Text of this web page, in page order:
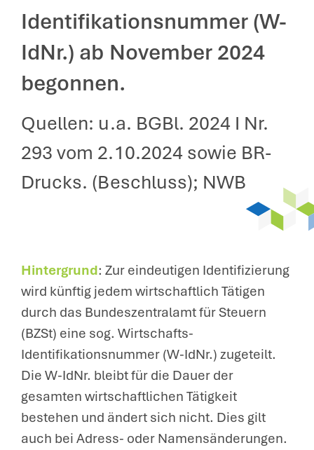
Identifikationsnummer (W-
IdNr.) ab November 2024
begonnen.
Quellen: u.a. BGBl. 2024 I Nr.
293 vom 2.10.2024 sowie BR-
Drucks. (Beschluss); NWB
Hintergrund: Zur eindeutigen Identifizierung
wird künftig jedem wirtschaftlich Tätigen
durch das Bundeszentralamt für Steuern
(BZSt) eine sog. Wirtschafts-
Identifikationsnummer (W-IdNr.) zugeteilt.
Die W-IdNr. bleibt für die Dauer der
gesamten wirtschaftlichen Tätigkeit
bestehen und ändert sich nicht. Dies gilt
auch bei Adress- oder Namensänderungen.